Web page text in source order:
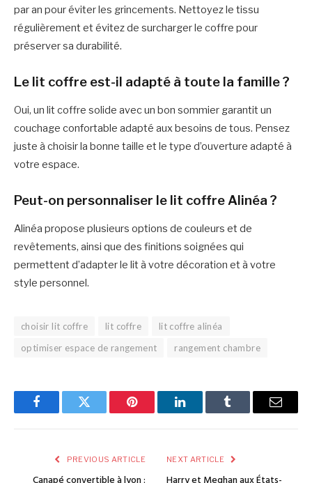
par an pour éviter les grincements. Nettoyez le tissu
régulièrement et évitez de surcharger le coffre pour
préserver sa durabilité.
Le lit coffre est-il adapté à toute la famille ?
Oui, un lit coffre solide avec un bon sommier garantit un
couchage confortable adapté aux besoins de tous. Pensez
juste à choisir la bonne taille et le type d’ouverture adapté à
votre espace.
Peut-on personnaliser le lit coffre Alinéa ?
Alinéa propose plusieurs options de couleurs et de
revêtements, ainsi que des finitions soignées qui
permettent d’adapter le lit à votre décoration et à votre
style personnel.
choisir lit coffre lit coffre
lit coffre alinéa
optimiser espace de rangement
rangement chambre
FacebookTwitter Pinterest LinkedInTumblr Email
PREVIOUS ARTICLE NEXT ARTICLE